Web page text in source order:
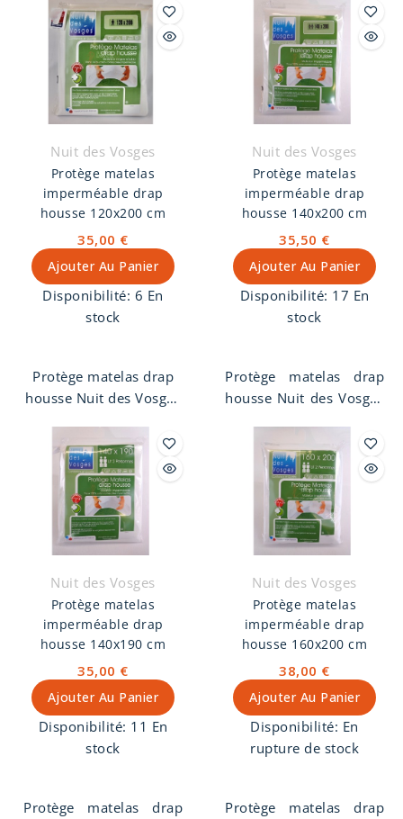
imperméable, 1 face
100% coton
contrecollée
imperméable.
imperméable, 1 face
100% coton
contrecollée
imperméable.
Nuit des Vosges
Protège matelas
imperméable drap
housse 120x200 cm
35,00 €
Ajouter Au Panier
Disponibilité: 6 En
stock
Protège matelas drap
housse Nuit des Vosges
imperméable, 1 face
100% coton
contrecollée
imperméable.
Nuit des Vosges
Protège matelas
imperméable drap
housse 140x200 cm
35,50 €
Ajouter Au Panier
Disponibilité: 17 En
stock
Protège matelas drap
housse Nuit des Vosges
imperméable, 1 face
100% coton
contrecollée
imperméable.
Nuit des Vosges
Protège matelas
imperméable drap
housse 140x190 cm
35,00 €
Ajouter Au Panier
Disponibilité: 11 En
stock
Protège matelas drap
Nuit des Vosges
Protège matelas
imperméable drap
housse 160x200 cm
38,00 €
Ajouter Au Panier
Disponibilité: En
rupture de stock
Protège matelas drap